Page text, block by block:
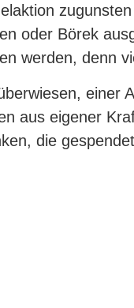
oder Börek
werden, denn
einer
aus eigener
die